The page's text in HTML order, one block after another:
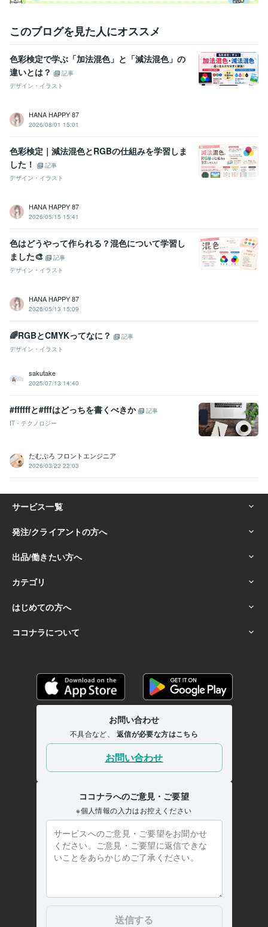
このブログを見た人にオススメ
色彩検定で学ぶ「加法混色」と「減法混色」の
違いとは？
記事
デザイン・イラスト
HANA HAPPY 87
2026/08/01 15:01
色彩検定｜減法混色とRGBの仕組みを学習しま
した！
記事
デザイン・イラスト
HANA HAPPY 87
2026/05/15 15:41
色はどうやって作られる？混色について学習し
ました🎨
記事
デザイン・イラスト
HANA HAPPY 87
2026/05/13 15:09
🌈RGBとCMYKってなに？
記事
デザイン・イラスト
sakutake
2025/07/13 14:40
#ffffffと#fffはどっちを書くべきか
記事
IT・テクノロジー
たむぷろ フロントエンジニア
2026/03/22 22:03